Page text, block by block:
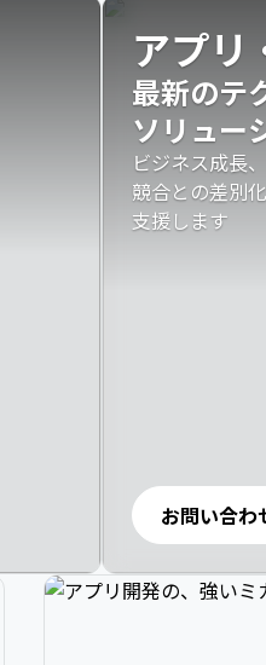
アプリ
最新のテ
ソリュー
ビジネス成長
競合との差別
支援します
お問い合わ